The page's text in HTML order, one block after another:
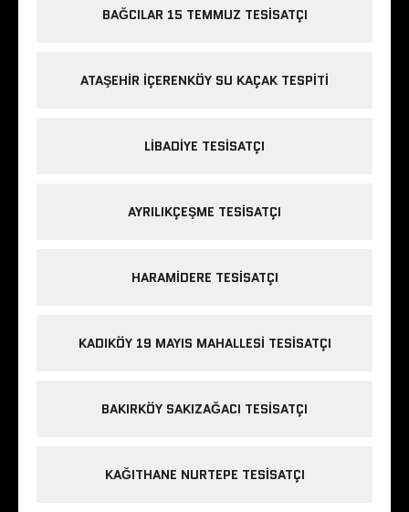
BAĞCILAR 15 TEMMUZ TESISATÇI
ATAŞEHIR IÇERENKÖY SU KAÇAK TESPITI
LIBADIYE TESISATÇI
AYRILIKÇEŞME TESISATÇI
HARAMIDERE TESISATÇI
KADIKÖY 19 MAYIS MAHALLESI TESISATÇI
BAKIRKÖY SAKIZAĞACI TESISATÇI
KAĞITHANE NURTEPE TESISATÇI